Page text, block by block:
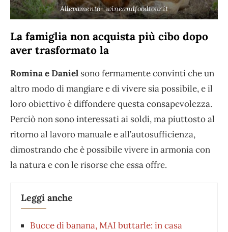
Allevamento- wineandfoodtour.it
La famiglia non acquista più cibo dopo
aver trasformato la
Romina e Daniel sono fermamente convinti che un
altro modo di mangiare e di vivere sia possibile, e il
loro obiettivo è diffondere questa consapevolezza.
Perciò non sono interessati ai soldi, ma piuttosto al
ritorno al lavoro manuale e all’autosufficienza,
dimostrando che è possibile vivere in armonia con
la natura e con le risorse che essa offre.
Leggi anche
Bucce di banana, MAI buttarle: in casa